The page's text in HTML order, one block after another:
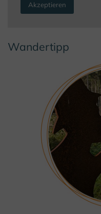
Akzeptieren
Wandertipp